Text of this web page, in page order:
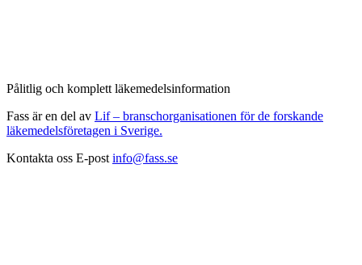
Pålitlig och komplett läkemedelsinformation
Fass är en del av Lif – branschorganisationen för de forskande
läkemedelsföretagen i Sverige.
Kontakta oss E-post info@fass.se